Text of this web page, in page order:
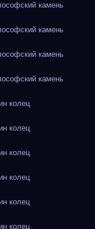
камень
камень
камень
камень
колец
колец
колец
колец
колец
колец